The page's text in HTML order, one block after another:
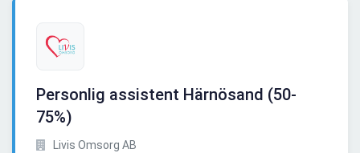
Personlig assistent Härnösand (50-
75%)
Livis Omsorg AB